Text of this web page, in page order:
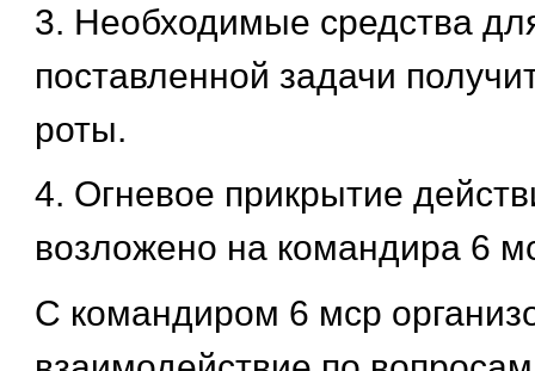
3. Необходимые средства
поставленной задачи
роты.
4. Огневое прикрытие
возложено на командира 6
С командиром 6 мср